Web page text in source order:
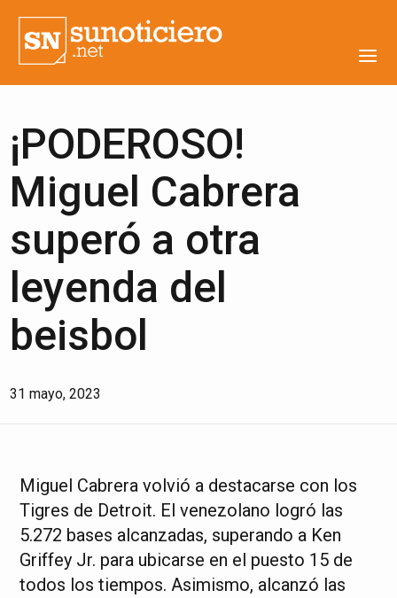
¡PODEROSO!
Miguel Cabrera
superó a otra
leyenda del
beisbol
31 mayo, 2023
Miguel Cabrera volvió a destacarse con los
Tigres de Detroit. El venezolano logró las
5.272 bases alcanzadas, superando a Ken
Griffey Jr. para ubicarse en el puesto 15 de
todos los tiempos. Asimismo, alcanzó las